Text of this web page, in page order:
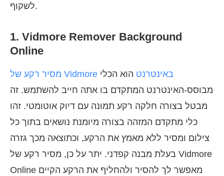
לשקוף.
1. Vidmore Remover Background
Online
מסיר רקע של Vidmore באינטרנט הוא הכלי
מבוסס-האינטרנט המתקדם בו אתה חייב להשתמש. זה
מבטל בצורה חלקה רקע תמונה עם דיוק אוטומטי. זהו
כלי מתקדם המזהה בצורה מיומנת נושאים בתוך כל
צילום ומסיר ללא מאמץ את הרקע, וכתוצאה מכך גזרה
בעלת מבנה קפדני. יתר על כן, מסיר רקע של Vidmore
Online מאפשר לך להסיר ולהחליף את הרקע הקיים